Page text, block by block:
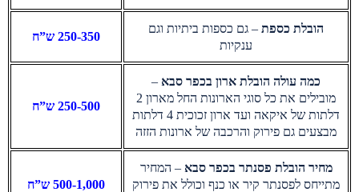
הובלת כספת – גם כספות ביתיות וגם
ענקיות
250-350 ש”ח
כמה עולה הובלת ארון בכפר סבא –
מובילים את כל סוגי הארונות החל מארון 2
דלתות של איקאה ועד ארון זכוכית 4 דלתות
מבצעים גם פירוק והרכבה של ארונות הזזה
250-500 ש”ח
מחיר הובלת פסנתר בכפר סבא – המחיר
מתייחס לפסנתר קיר או כנף וכולל את פירוק
500-1,000 ש”ח